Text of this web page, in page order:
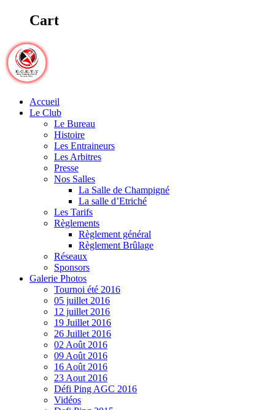
Cart
Accueil
Le Club
Le Bureau
Histoire
Les Entraineurs
Les Arbitres
Presse
Nos Salles
La Salle de Champigné
La salle d’Etriché
Les Tarifs
Règlements
Règlement général
Règlement Brûlage
Réseaux
Sponsors
Galerie Photos
Tournoi été 2016
05 juillet 2016
12 juillet 2016
19 Juillet 2016
26 Juillet 2016
02 Août 2016
09 Août 2016
16 Août 2016
23 Aout 2016
Défi Ping AGC 2016
Vidéos